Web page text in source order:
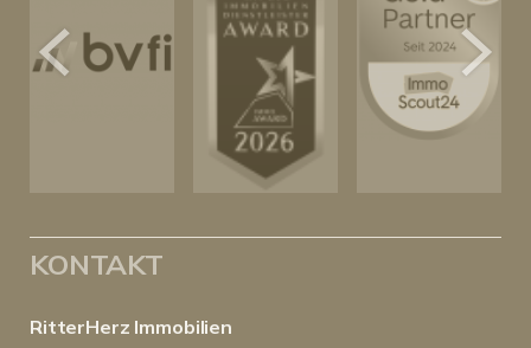
KONTAKT
RitterHerz Immobilien